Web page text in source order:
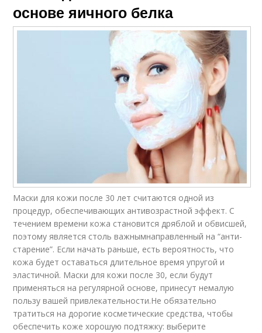
основе яичного белка
Маски для кожи после 30 лет считаются одной из
процедур, обеспечивающих антивозрастной эффект. С
течением времени кожа становится дряблой и обвисшей,
поэтому является столь важнымнаправленный на “анти-
старение”. Если начать раньше, есть вероятность, что
кожа будет оставаться длительное время упругой и
эластичной. Маски для кожи после 30, если будут
применяться на регулярной основе, принесут немалую
пользу вашей привлекательности.Не обязательно
тратиться на дорогие косметические средства, чтобы
обеспечить коже хорошую подтяжку: выберите